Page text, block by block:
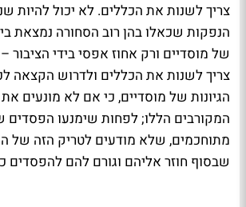
צריך לשנות את הכללים. לא יכול להיות
הנפקות שכאלו בהן רוב הסחורה נמצאת
של מוסדיים ורק אחוז אפסי בידי הציבור
צריך לשנות את הכללים ולדרוש הקצאה
הגיונות של מוסדיים, כי אם לא מונעים
המקורבים הללו; לפחות שימנעו
מתוחכמים, שלא מודעים לטריק הזה של
שבסוף חוזר אליהם וגורם להם להפסדים